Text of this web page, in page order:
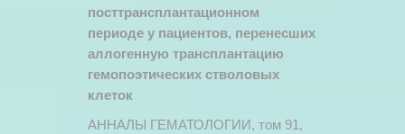
посттрансплантационном
периоде у пациентов, перенесших
аллогенную трансплантацию
гемопоэтических стволовых
клеток
АННАЛЫ ГЕМАТОЛОГИИ, том 91,